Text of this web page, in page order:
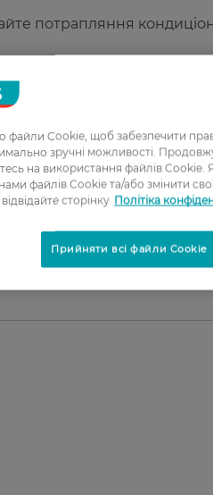
потрапляння
Frizz Ease Brazilian Sleek:
волосся.
файли Cookie, щоб забезпечити
зручні можливості.
на використання файлів Cookie.
файлів Cookie та/або змінити
сторінку Політіка
Прийняти всі файли Cookie